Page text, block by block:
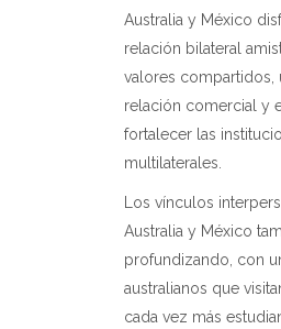
Australia y México
relación bilateral
valores compartidos,
relación comercial y
fortalecer las
multilaterales.
Los vínculos
Australia y México
profundizando, con
australianos que
cada vez más